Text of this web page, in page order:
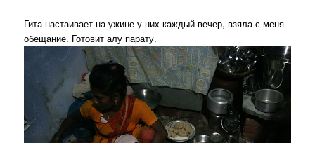
Гита настаивает на ужине у них каждый вечер, взяла с меня
обещание. Готовит алу парату.